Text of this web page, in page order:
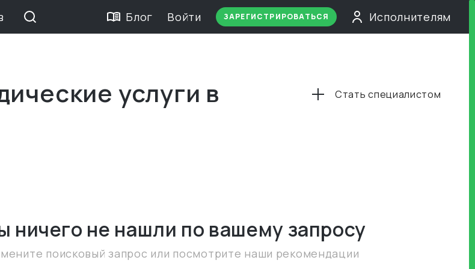
Блог Войти ЗАРЕГИСТРИРОВАТЬСЯ Исполнителям
услуги в
Стать специалистом
ничего не нашли по вашему запросу
поисковый запрос или посмотрите наши рекомендации